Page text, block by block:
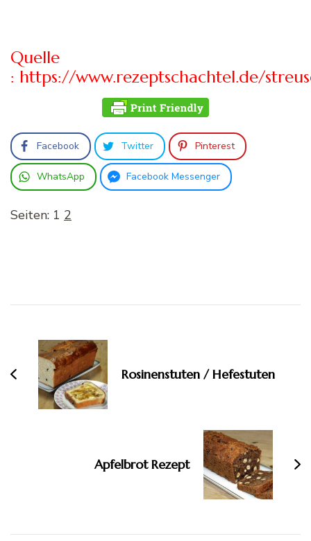
Quelle
: https://www.rezeptschachtel.de/
Facebook Twitter Pinterest
WhatsApp Facebook Messenger
Seiten: 1 2
Rosinenstuten / Hefestuten
Apfelbrot Rezept